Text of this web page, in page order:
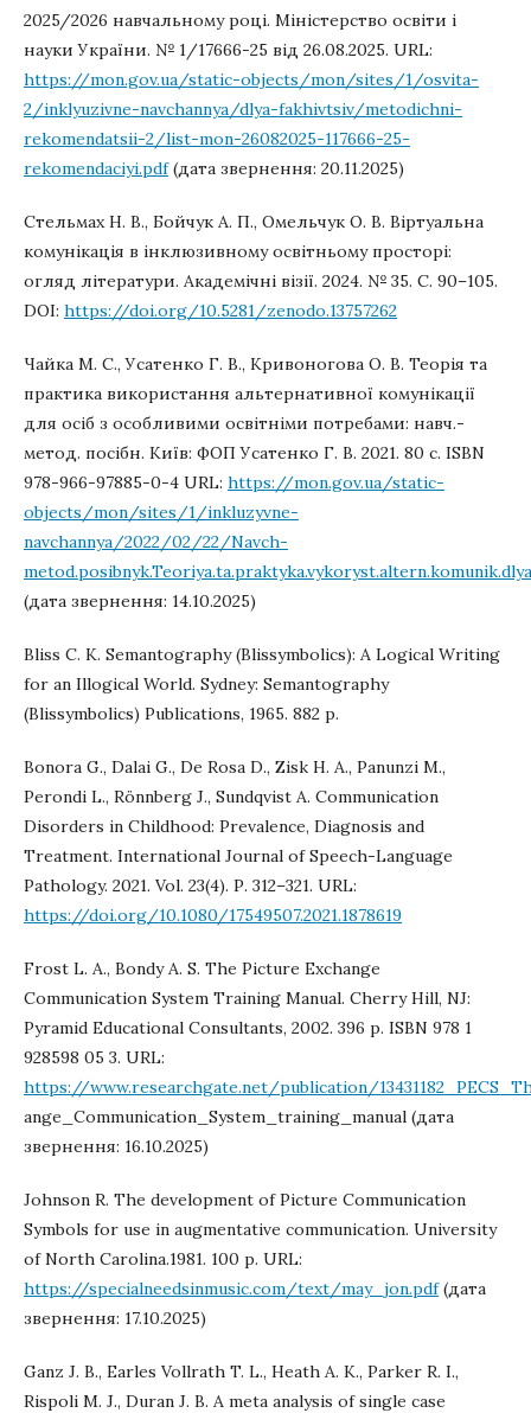
2025/2026 навчальному році. Міністерство освіти і
науки України. № 1/17666-25 від 26.08.2025. URL:
https://mon.gov.ua/static-objects/mon/sites/1/osvita-
2/inklyuzivne-navchannya/dlya-fakhivtsiv/metodichni-
rekomendatsii-2/list-mon-26082025-117666-25-
rekomendaciyi.pdf(дата звернення: 20.11.2025)
Стельмах Н. В., Бойчук А. П., Омельчук О. В. Віртуальна
комунікація в інклюзивному освітньому просторі:
огляд літератури. Академічні візії. 2024. № 35. С. 90–105.
DOI: https://doi.org/10.5281/zenodo.13757262
Чайка М. С., Усатенко Г. В., Кривоногова О. В. Теорія та
практика використання альтернативної комунікації
для осіб з особливими освітніми потребами: навч.-
метод. посібн. Київ: ФОП Усатенко Г. В. 2021. 80 с. ISBN
978-966-97885-0-4 URL: https://mon.gov.ua/static-
objects/mon/sites/1/inkluzyvne-
navchannya/2022/02/22/Navch-
(дата звернення: 14.10.2025)
Bliss C. K. Semantography (Blissymbolics): A Logical Writing
for an Illogical World. Sydney: Semantography
(Blissymbolics) Publications, 1965. 882 p.
Bonora G., Dalai G., De Rosa D., Zisk H. A., Panunzi M.,
Perondi L., Rönnberg J., Sundqvist A. Communication
Disorders in Childhood: Prevalence, Diagnosis and
Treatment. International Journal of Speech-Language
Pathology. 2021. Vol. 23(4). Р. 312–321. URL:
https://doi.org/10.1080/17549507.2021.1878619
Frost L. A., Bondy A. S. The Picture Exchange
Communication System Training Manual. Cherry Hill, NJ:
Pyramid Educational Consultants, 2002. 396 р. ISBN 978 1
928598 05 3. URL:
https://www.researchgate.net/publication/
ange_Communication_System_training_manual (дата
звернення: 16.10.2025)
Johnson R. The development of Picture Communication
Symbols for use in augmentative communication. University
of North Carolina.1981. 100 р. URL:
https://specialneedsinmusic.com/text/may_jon.pdf(дата
звернення: 17.10.2025)
Ganz J. B., Earles Vollrath T. L., Heath A. K., Parker R. I.,
Rispoli M. J., Duran J. B. A meta analysis of single case